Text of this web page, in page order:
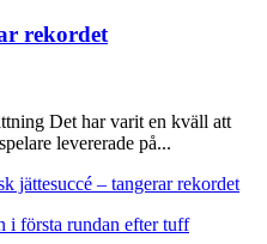
rekordet
Det har varit en kväll att
levererade på...
jättesuccé – tangerar rekordet